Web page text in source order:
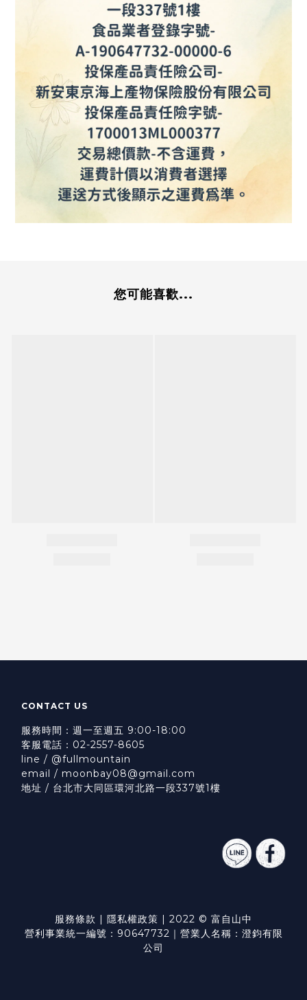
您可能喜歡...
CONTACT US
服務時間：週一至週五 9:00-18:00
客服電話：02-2557-8605
line / @fullmountain
email / moonbay08@gmail.com
地址 / 台北市大同區環河北路一段337號1樓
服務條款 隱私權政策 | 2022 © 富自山中
營利事業統一編號：90647732｜營業人名稱：澄鈞有限
公司